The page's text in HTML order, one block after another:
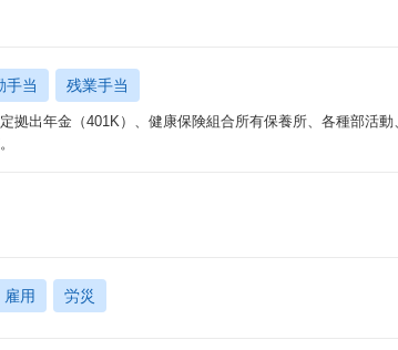
手当 残業手当
拠出年金（401K）、健康保険組合所有保養所、各種部活
雇用 労災